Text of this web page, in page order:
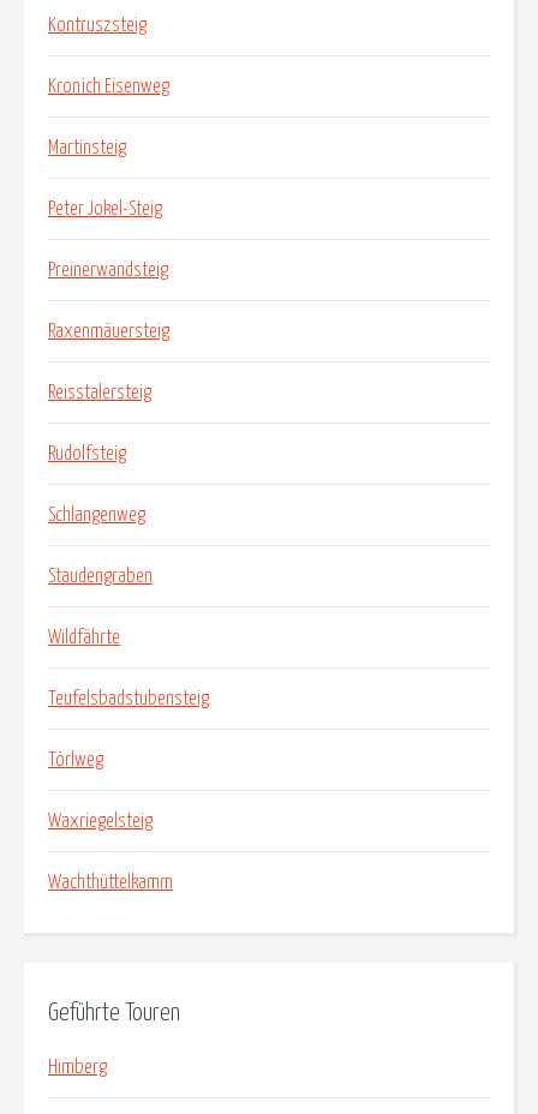
Kontruszsteig
Kronich Eisenweg
Martinsteig
Peter Jokel-Steig
Preinerwandsteig
Raxenmäuersteig
Reisstalersteig
Rudolfsteig
Schlangenweg
Staudengraben
Wildfährte
Teufelsbadstubensteig
Törlweg
Waxriegelsteig
Wachthüttelkamm
Geführte Touren
Himberg